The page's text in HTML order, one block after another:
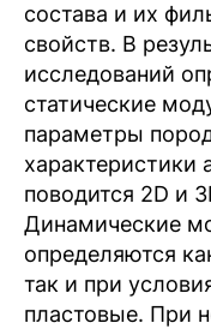
состава и их
свойств. В
исследований
статические
параметры
характеристики
поводится 2D и
Динамические
определяются
так и при
пластовые. При